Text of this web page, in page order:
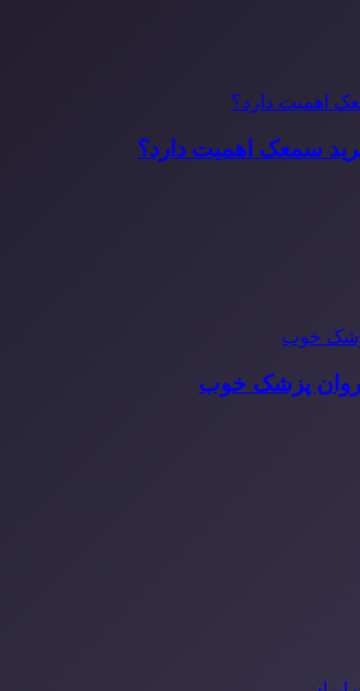
سمعک اهمیت دارد؟
روان پزشک خوب